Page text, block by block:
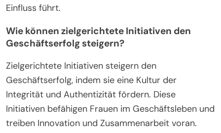
Einfluss führt.
Wie können zielgerichtete Initiativen den
Geschäftserfolg steigern?
Zielgerichtete Initiativen steigern den
Geschäftserfolg, indem sie eine Kultur der
Integrität und Authentizität fördern. Diese
Initiativen befähigen Frauen im Geschäftsleben und
treiben Innovation und Zusammenarbeit voran.